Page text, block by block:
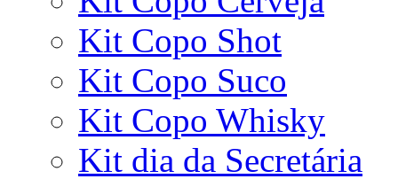
Kit Copo Shot
Kit Copo Suco
Kit Copo Whisky
Kit dia da Secretária